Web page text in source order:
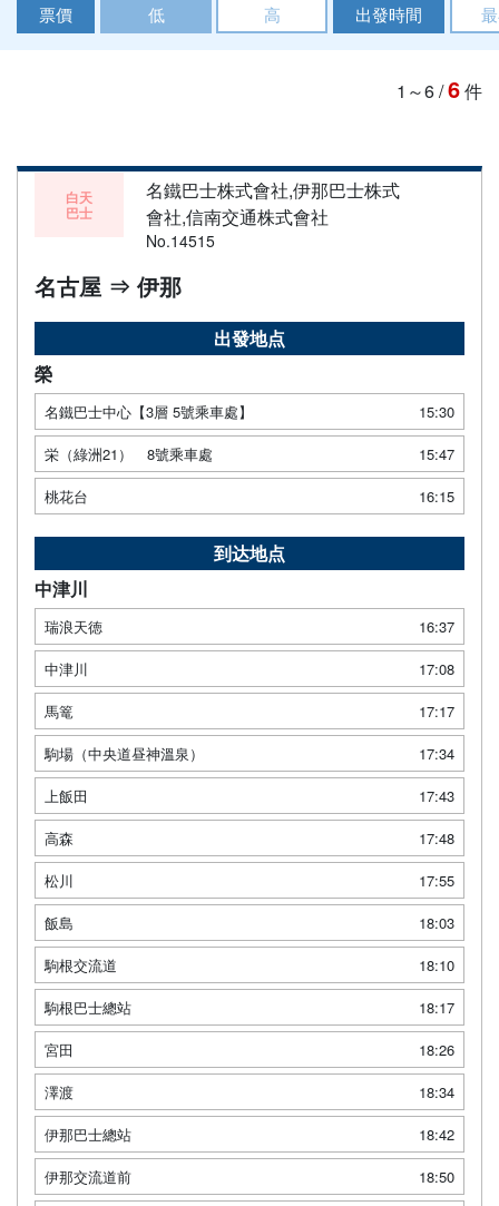
票價 低 高 出發時間
1～6/6件
白天
巴士
名鐵巴士株式會社,伊那巴士株式
會社,信南交通株式會社
No.14515
名古屋 ⇒ 伊那
出發地点
榮
名鐵巴士中心【3層 5號乘車處】
15:30
栄（綠洲21） 8號乘車處
15:47
桃花台
16:15
到达地点
中津川
瑞浪天徳
16:37
中津川
17:08
馬篭
17:17
駒場（中央道昼神溫泉）
17:34
上飯田
17:43
高森
17:48
松川
17:55
飯島
18:03
駒根交流道
18:10
駒根巴士總站
18:17
宮田
18:26
澤渡
18:34
伊那巴士總站
18:42
伊那交流道前
18:50